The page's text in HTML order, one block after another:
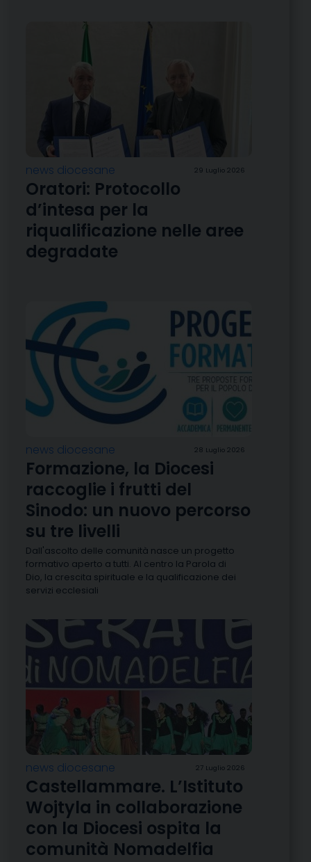
news diocesane 29 Luglio 2026
Oratori: Protocollo
d’intesa per la
riqualificazione nelle aree
degradate
news diocesane 28 Luglio 2026
Formazione, la Diocesi
raccoglie i frutti del
Sinodo: un nuovo percorso
su tre livelli
Dall'ascolto delle comunità nasce un progetto
formativo aperto a tutti. Al centro la Parola di
Dio, la crescita spirituale e la qualificazione dei
servizi ecclesiali
news diocesane 27 Luglio 2026
Castellammare. L’Istituto
Wojtyla in collaborazione
con la Diocesi ospita la
comunità Nomadelfia